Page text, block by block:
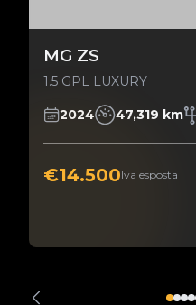
MG ZS
1.5 GPL LUXURY
2024 47,319 km
€14.500Iva esposta